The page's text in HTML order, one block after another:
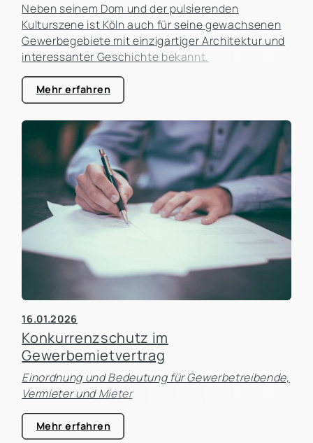
Neben seinem Dom und der pulsierenden
Kulturszene ist Köln auch für seine gewachsenen
Gewerbegebiete mit einzigartiger Architektur und
interessanter Geschichte bekannt.
Mehr erfahren
16.01.2026
Konkurrenzschutz im
Gewerbemietvertrag
Einordnung und Bedeutung für Gewerbetreibende,
Vermieter und Mieter
Mehr erfahren